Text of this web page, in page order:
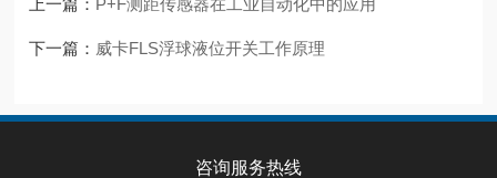
下一篇： 威卡FLS浮球液位开关工作原理
咨询服务热线